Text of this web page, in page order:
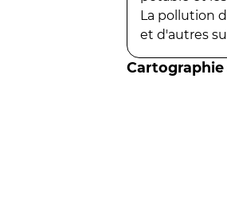
La pollution
et d'autres